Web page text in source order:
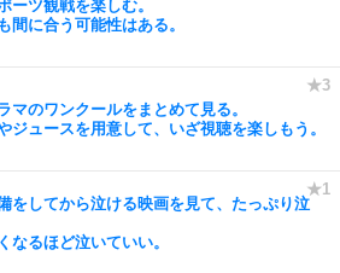
ーツ観戦を楽しむ。
間に合う可能性はある。
マのワンクールをまとめて見る。
ジュースを用意して、いざ視聴を楽しもう。
をしてから泣ける映画を見て、たっぷり泣
なるほど泣いていい。